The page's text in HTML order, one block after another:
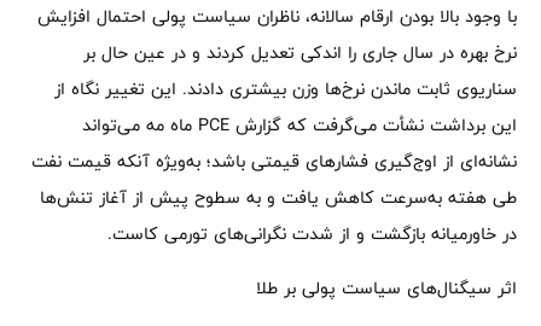
با وجود بالا بودن ارقام سالانه، ناظران سیاست پولی احتمال افزایش
نرخ بهره در سال جاری را اندکی تعدیل کردند و در عین حال بر
سناریوی ثابت ماندن نرخ‌ها وزن بیشتری دادند. این تغییر نگاه از
این برداشت نشأت می‌گرفت که گزارش PCE ماه مه می‌تواند
نشانه‌ای از اوج‌گیری فشارهای قیمتی باشد؛ به‌ویژه آنکه قیمت نفت
طی هفته به‌سرعت کاهش یافت و به سطوح پیش از آغاز تنش‌ها
در خاورمیانه بازگشت و از شدت نگرانی‌های تورمی کاست.
اثر سیگنال‌های سیاست پولی بر طلا